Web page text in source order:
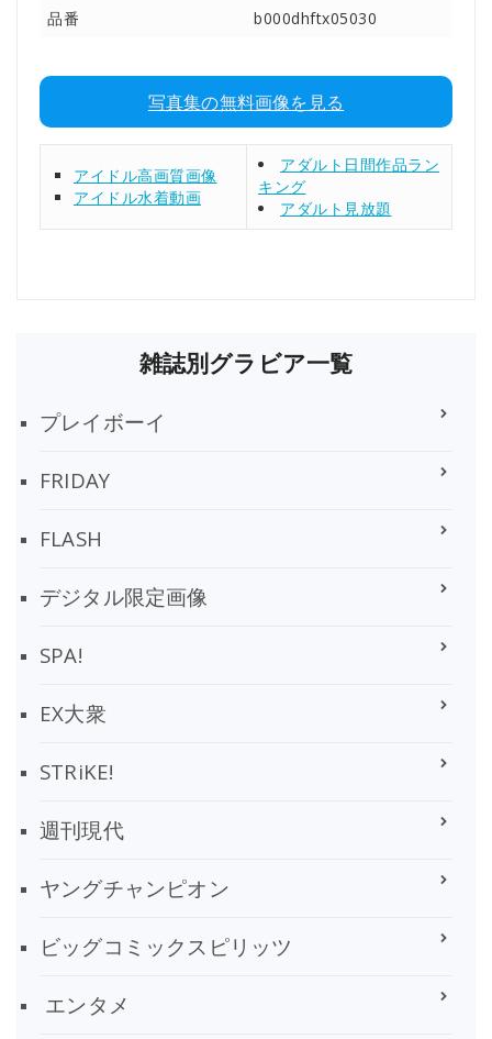
品番
b000dhftx05030
写真集の無料画像を見る
アイドル高画質画像
アイドル水着動画
アダルト日間作品ラン
キング
アダルト見放題
雑誌別グラビア一覧
プレイボーイ
FRIDAY
FLASH
デジタル限定画像
SPA!
EX大衆
STRiKE!
週刊現代
ヤングチャンピオン
ビッグコミックスピリッツ
エンタメ